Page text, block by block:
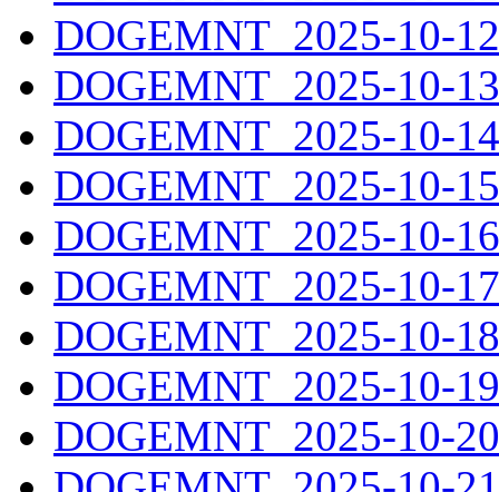
DOGEMNT_2025-10-
DOGEMNT_2025-10-
DOGEMNT_2025-10-
DOGEMNT_2025-10-
DOGEMNT_2025-10-
DOGEMNT_2025-10-
DOGEMNT_2025-10-
DOGEMNT_2025-10-
DOGEMNT_2025-10-